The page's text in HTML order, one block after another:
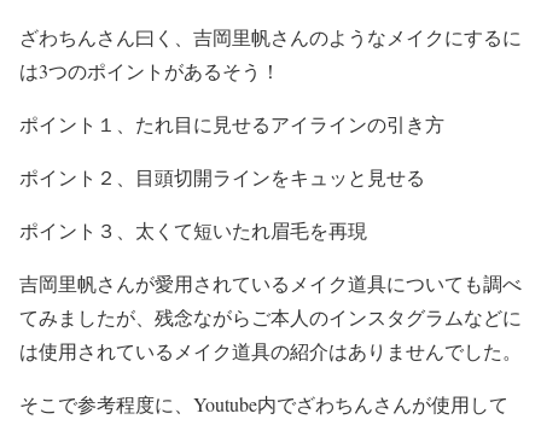
ざわちんさん曰く、吉岡里帆さんのようなメイクにするに
は3つのポイント があるそう！
ポイント１、 たれ目に見せるアイラインの引き方
ポイント２、 目頭切開ラインをキュッと見せる
ポイント３、 太くて短いたれ眉毛を再現
吉岡里帆さんが愛用されているメイク道具についても調べ
てみましたが、 残念ながらご本人のインスタグラムなどに
は使用されているメイク道具の紹介はありませんでした。
そこで参考程度に、Youtube内でざわちんさんが使用して